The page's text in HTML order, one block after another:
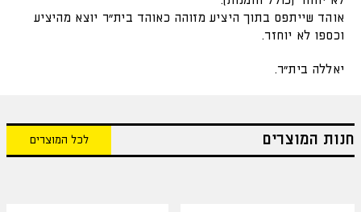
אוהד שייתפס בתוך היציע מזוהה כאוהד בית"ר יוצא מהיציע
וכספו לא יוחזר.
יאללה בית"ר.
חנות המוצרים לכל המוצרים